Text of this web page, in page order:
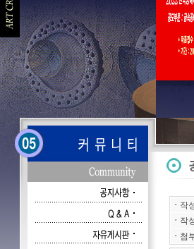
ㆍ 작
ㆍ 작
ㆍ 첨